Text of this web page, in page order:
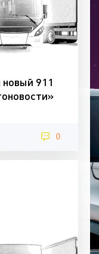
новый 911
0